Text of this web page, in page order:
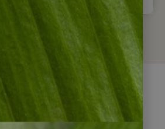
für Selbstfahrer